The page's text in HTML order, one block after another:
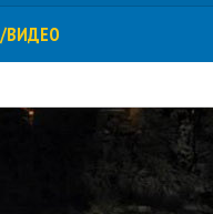
ВИДЕО